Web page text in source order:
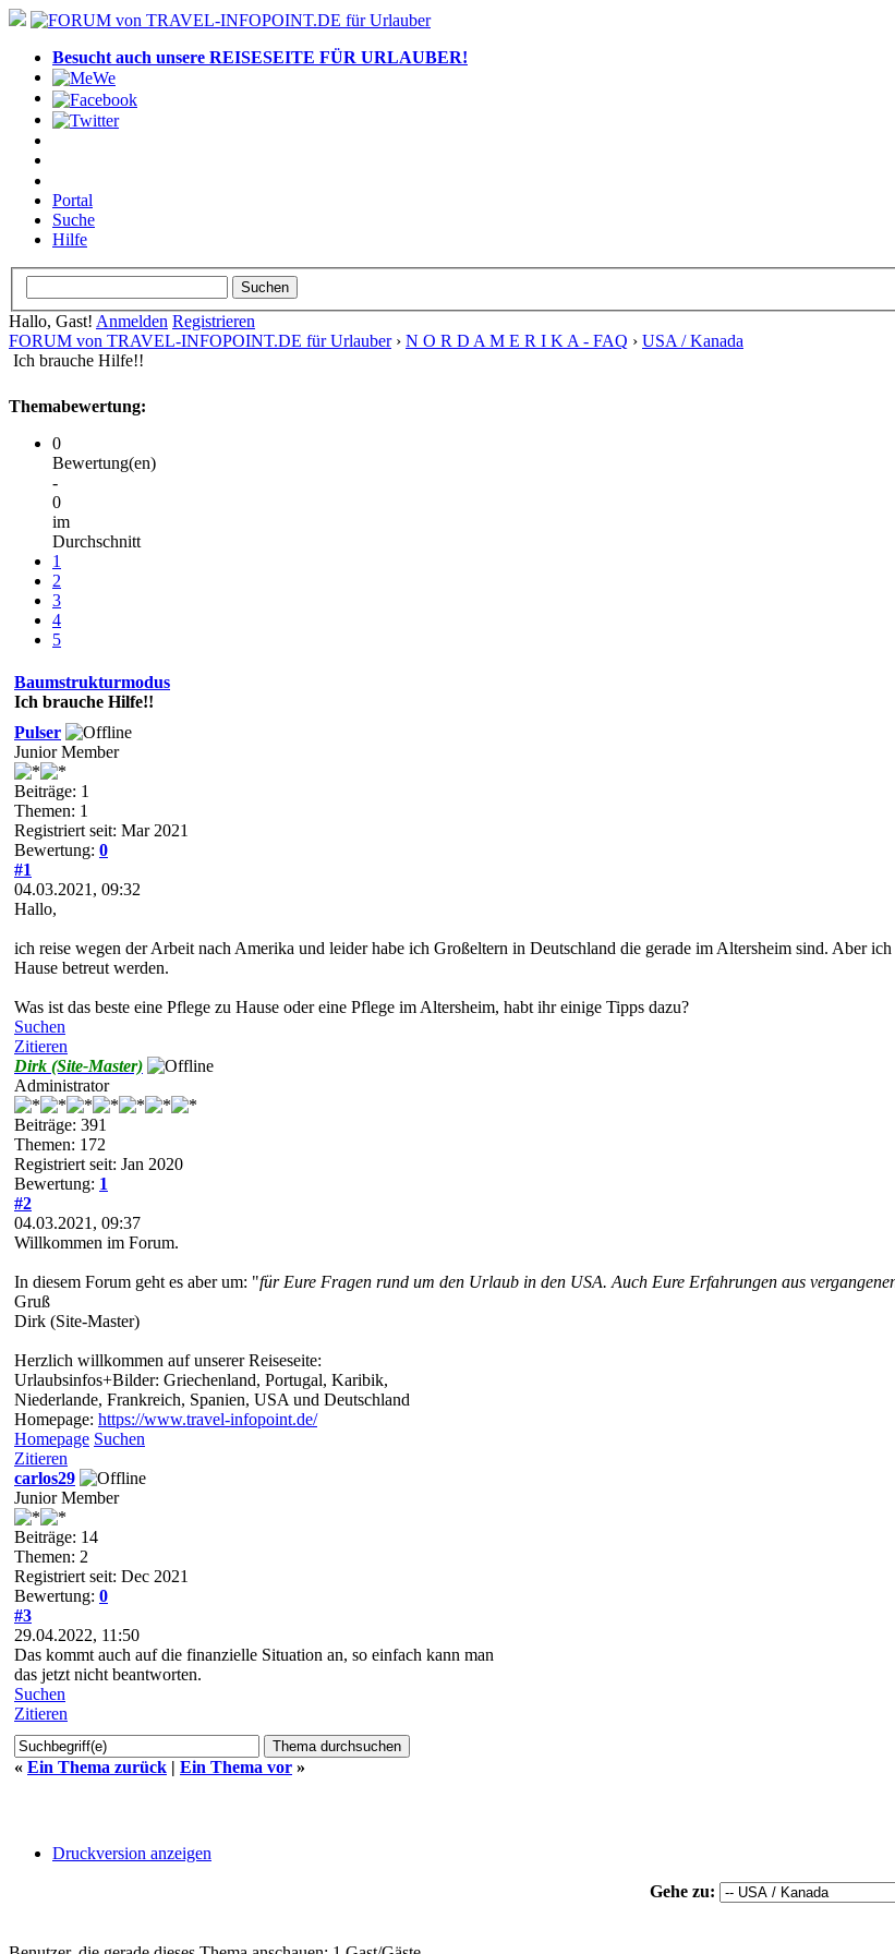
Besucht auch unsere REISESEITE FÜR URLAUBER!
Portal
Suche
Hilfe
Hallo, Gast! Anmelden Registrieren
FORUM von TRAVEL-INFOPOINT.DE für Urlauber› N O R D A M E R I K A - FAQ › USA / Kanada
Ich brauche Hilfe!!
Themabewertung:
0
Bewertung(en)
-
0
im
Durchschnitt
1
2
3
4
5
Baumstrukturmodus
Ich brauche Hilfe!!
Pulser
Junior Member
Beiträge: 1
Themen: 1
Registriert seit: Mar 2021
Bewertung: 0
#1
04.03.2021, 09:32
Hallo,
ich reise wegen der Arbeit nach Amerika und leider habe ich Großeltern in Deutschland die gerade im Altersheim sind. Aber
Hause betreut werden.
Was ist das beste eine Pflege zu Hause oder eine Pflege im Altersheim, habt ihr einige Tipps dazu?
Suchen
Zitieren
Dirk (Site-Master)
Administrator
Beiträge: 391
Themen: 172
Registriert seit: Jan 2020
Bewertung: 1
#2
04.03.2021, 09:37
Willkommen im Forum.
In diesem Forum geht es aber um: "für Eure Fragen rund um den Urlaub in den USA. Auch Eure Erfahrungen aus
Gruß
Dirk (Site-Master)
Herzlich willkommen auf unserer Reiseseite:
Urlaubsinfos+Bilder: Griechenland, Portugal, Karibik,
Niederlande, Frankreich, Spanien, USA und Deutschland
Homepage: https://www.travel-infopoint.de/
Homepage Suchen
Zitieren
carlos29
Junior Member
Beiträge: 14
Themen: 2
Registriert seit: Dec 2021
Bewertung: 0
#3
29.04.2022, 11:50
Das kommt auch auf die finanzielle Situation an, so einfach kann man
das jetzt nicht beantworten.
Suchen
Zitieren
« Ein Thema zurück | Ein Thema vor »
Druckversion anzeigen
Gehe zu: